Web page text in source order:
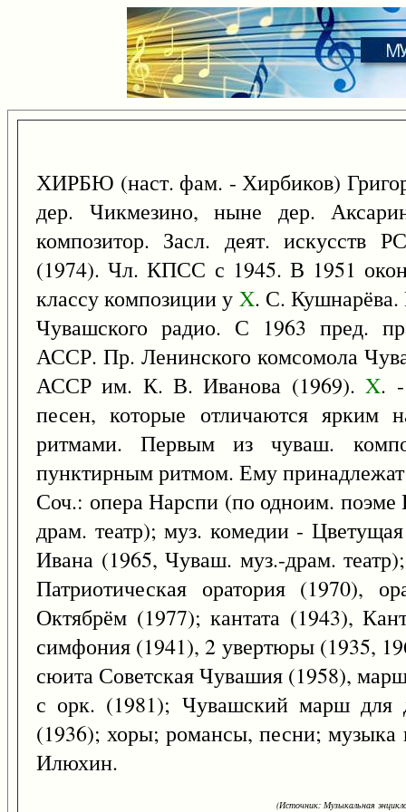
ХИРБЮ (наст. фам. - Хирбиков)
дер. Чикмезино, ныне дер.
композитор. Засл. деят.
(1974). Чл. КПСС с 1945. В 1951
классу композиции у X. С. Кушнарёва.
Чувашского радио. С 1963 пред.
АССР. Пр. Ленинского комсомола
АССР им. К. В. Иванова (1969).X. -
песен, которые отличаются ярким
ритмами. Первым из чуваш.
пунктирным ритмом. Ему
Соч.: опера Нарспи (по одноим.
драм. театр); муз. комедии -
Ивана (1965, Чуваш. муз.-драм.
Патриотическая оратория (1970),
Октябрём (1977); кантата (1943),
симфония (1941), 2 увертюры (1935,
сюита Советская Чувашия (1958),
с орк. (1981); Чувашский марш для
(1936); хоры; романсы, песни;
Илюхин.
(Источник: Музыкальная